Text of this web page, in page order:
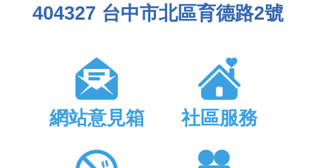
404327 台中市北區育德路2號
網站意見箱 社區服務